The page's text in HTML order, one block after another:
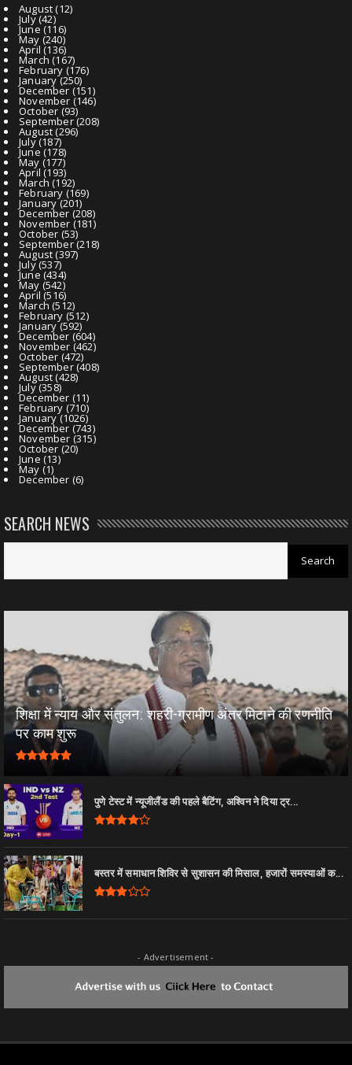
August(12)
July(42)
June(116)
May (240)
April (136)
March (167)
February (176)
January(250)
December (151)
November (146)
October (93)
September(208)
August(296)
July(187)
June(178)
May (177)
April (193)
March (192)
February (169)
January(201)
December (208)
November (181)
October (53)
September(218)
August(397)
July(537)
June(434)
May (542)
April (516)
March (512)
February (512)
January(592)
December (604)
November (462)
October (472)
September(408)
August(428)
July(358)
December (11)
February (710)
January(1026)
December (743)
November (315)
October (20)
June (13)
May (1)
December (6)
SEARCH NEWS
शिक्षा में न्याय और संतुलन: शहरी-ग्रामीण अंतर मिटाने की रणनीति
पर काम शुरू
पुणे टेस्ट में न्यूजीलैंड की पहले बैटिंग, अश्विन ने दिया ट्र...
बस्तर में समाधान शिविर से सुशासन की मिसाल, हजारों समस्याओं क...
- Advertisement -